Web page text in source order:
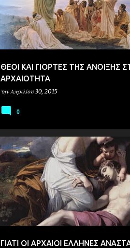
ΘΕΟΙ ΚΑΙ ΓΙΟΡΤΕΣ ΤΗΣ ΑΝΟΙΞΗΣ
ΑΡΧΑΙΟΤΗΤΑ
την Απριλίου 30, 2015
0
ΓΙΑΤΙ ΟΙ ΑΡΧΑΙΟΙ ΕΛΛΗΝΕΣ
ΙΣΤΟΡΙΑ